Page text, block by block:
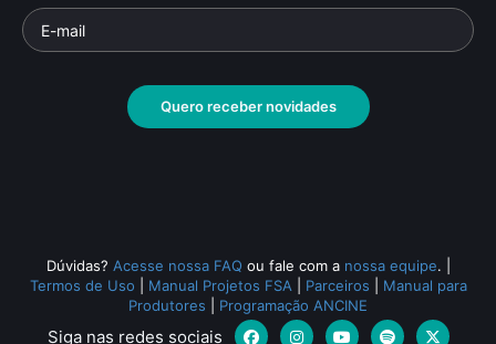
Criação e Produção em
Audiovisual• 26 min •
Quero receber novidades
Dúvidas? Acesse nossa FAQ ou fale com a nossa equipe.
Termos de Uso
Manual Projetos FSA Parceiros
Manual para
Produtores
Programação ANCINE
Siga nas redes sociais